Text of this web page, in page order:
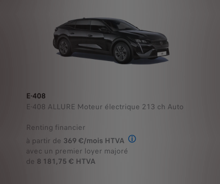
E-408 ALLURE Moteur électrique 213 ch Auto
à partir de369 €/mois HTVA
Offre en Renting
avec un premier loyer majoré
de8 181,75 € HTVA